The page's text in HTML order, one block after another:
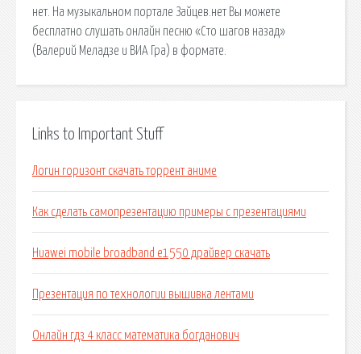
нет. На музыкальном портале Зайцев.нет Вы можете
бесплатно слушать онлайн песню «Сто шагов назад»
(Валерий Меладзе и ВИА Гра) в формате.
Links to Important Stuff
Логин горизонт скачать торрент аниме
Как сделать самопрезентацию примеры с презентациями
Huawei mobile broadband e1550 драйвер скачать
Презентация по технологии вышивка лентами
Онлайн гдз 4 класс математика богданович